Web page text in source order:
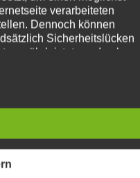
verarbeiteten
Dennoch können
Sicherheitslücken
gewährleistet werden kann.
Wegen, beispielsweise
die durch den
beim Erlass der
wurden. Unsere
als auch für unsere